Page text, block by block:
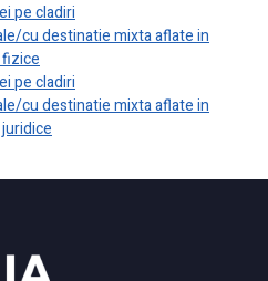
pe cladiri
cu destinatie mixta aflate in
pe cladiri
cu destinatie mixta aflate in